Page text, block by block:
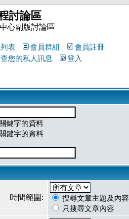
討論區
心副版討論區
表 會員群組
會員註冊
您的私人訊息 登入
鍵字的資料
鍵字的資料
時間範圍:
搜尋文章主題及內容
只搜尋文章內容